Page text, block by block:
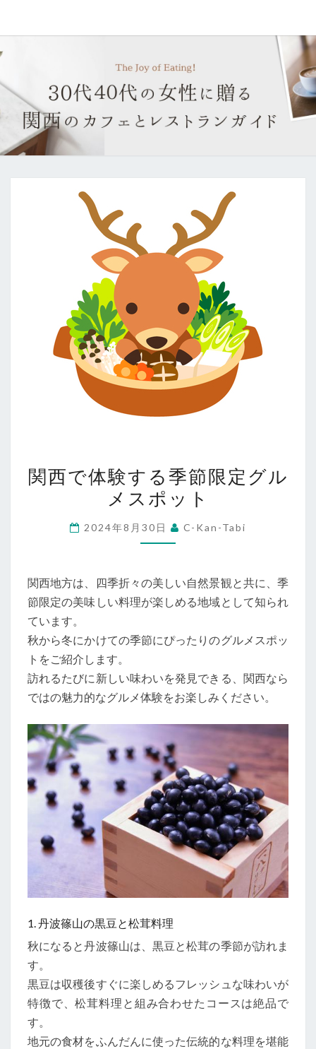
西
で
験
る
季
節
定
ル
メ
ス
ポ
ッ
ト
関西で体験する季節限定グル
メスポット
2024年8月30日 C-Kan-Tabi
関西地方は、四季折々の美しい自然景観と共に、季
節限定の美味しい料理が楽しめる地域として知られ
ています。
秋から冬にかけての季節にぴったりのグルメスポッ
トをご紹介します。
訪れるたびに新しい味わいを発見できる、関西なら
ではの魅力的なグルメ体験をお楽しみください。
1. 丹波篠山の黒豆と松茸料理
秋になると丹波篠山は、黒豆と松茸の季節が訪れま
す。
黒豆は収穫後すぐに楽しめるフレッシュな味わいが
特徴で、松茸料理と組み合わせたコースは絶品で
す。
地元の食材をふんだんに使った伝統的な料理を堪能